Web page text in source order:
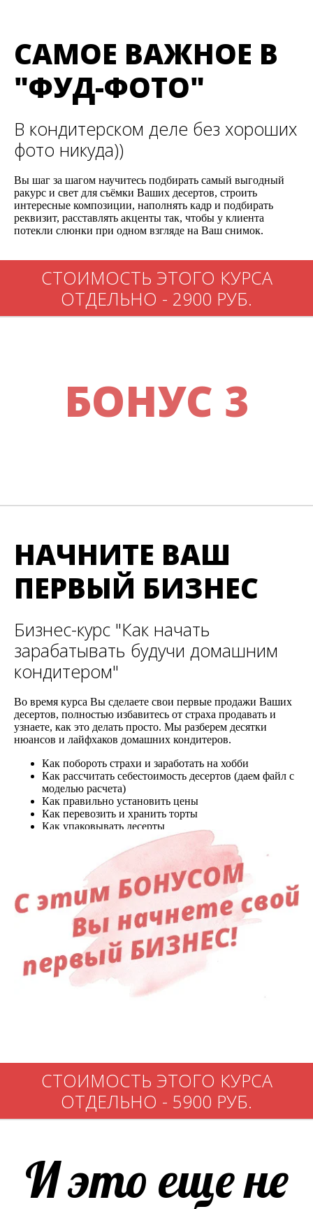
САМОЕ ВАЖНОЕ В
"ФУД-ФОТО"
В кондитерском деле без хороших
фото никуда))
Вы шаг за шагом научитесь подбирать самый выгодный
ракурс и свет для съёмки Ваших десертов, строить
интересные композиции, наполнять кадр и подбирать
реквизит, расставлять акценты так, чтобы у клиента
потекли слюнки при одном взгляде на Ваш снимок.
СТОИМОСТЬ ЭТОГО КУРСА
ОТДЕЛЬНО - 2900 РУБ.
БОНУС 3
НАЧНИТЕ ВАШ
ПЕРВЫЙ БИЗНЕС
Бизнес-курс "Как начать
зарабатывать будучи домашним
кондитером"
Во время курса Вы сделаете свои первые продажи Ваших
десертов, полностью избавитесь от страха продавать и
узнаете, как это делать просто. Мы разберем десятки
нюансов и лайфхаков домашних кондитеров.
Как побороть страхи и заработать на хобби
Как рассчитать себестоимость десертов (даем файл с
моделью расчета)
Как правильно установить цены
Как перевозить и хранить торты
Как упаковывать десерты
СТОИМОСТЬ ЭТОГО КУРСА
ОТДЕЛЬНО - 5900 РУБ.
И это еще не